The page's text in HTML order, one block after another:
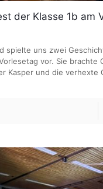
der Klasse 1b am
spielte uns zwei
vor. Sie brachte
Kasper und die verhexte